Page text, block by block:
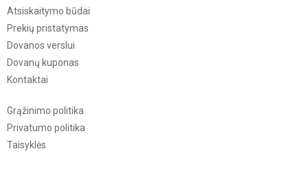
Atsiskaitymo būdai
Prekių pristatymas
Dovanos verslui
Dovanų kuponas
Kontaktai
Grąžinimo politika
Privatumo politika
Taisyklės